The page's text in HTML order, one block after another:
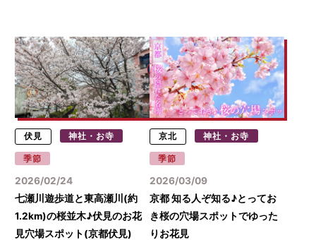
伏見 神社・お寺
季節
2026/02/24
七瀬川遊歩道と東高瀬川(約
1.2km)の桜並木♪伏見のお花
見穴場スポット(京都伏見)
京北 神社・お寺
季節
2026/03/09
京都 知る人ぞ知る♪とってお
き桜の穴場スポットでゆった
りお花見